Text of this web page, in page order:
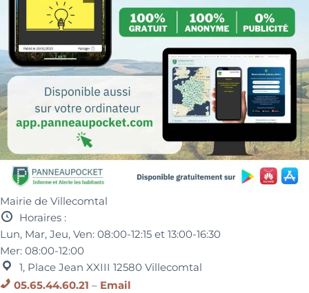
Mairie de Villecomtal
Horaires :
Lun, Mar, Jeu, Ven:08:00-12:15 et13:00-16:30
Mer:08:00-12:00
1, Place Jean XXIII 12580 Villecomtal
05.65.44.60.21 – Email